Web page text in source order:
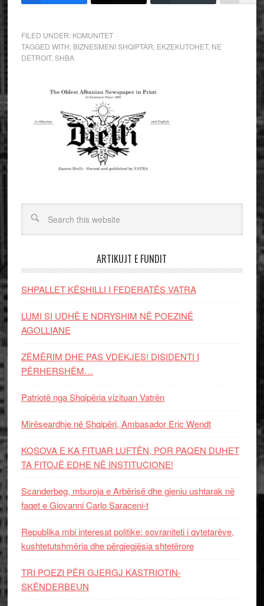
FILED UNDER: KOMUNITET
TAGGED WITH: BIZNESMENI SHQIPTAR EKZEKUTOHET, NE
DETROIT, SHBA
ARTIKUJT E FUNDIT
SHPALLET KËSHILLI I FEDERATËS VATRA
LUMI SI UDHË E NDRYSHIM NË POEZINË
AGOLLIANE
ZËMËRIM DHE PAS VDEKJES! DISIDENTI I
PËRHERSHËM…
Patriotë nga Shqipëria vizituan Vatrën
Mirëseardhje në Shqipëri, Ambasador Eric Wendt
KOSOVA E KA FITUAR LUFTËN, POR PAQEN DUHET
TA FITOJË EDHE NË INSTITUCIONE!
Scanderbeg, mburoja e Arbërisë dhe gjeniu ushtarak në
faqet e Giovanni Carlo Saraceni-t
Republika mbi interesat politike: sovraniteti i qytetarëve,
kushtetutshmëria dhe përgjegjësia shtetërore
TRI POEZI PËR GJERGJ KASTRIOTIN-
SKËNDERBEUN